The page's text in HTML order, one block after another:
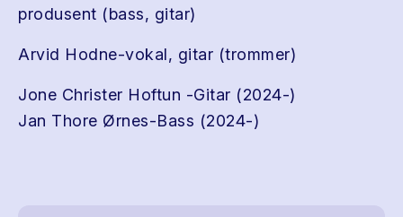
produsent (bass, gitar)
Arvid Hodne-vokal, gitar (trommer)
Jone Christer Hoftun -Gitar (2024-)
Jan Thore Ørnes-Bass (2024-)